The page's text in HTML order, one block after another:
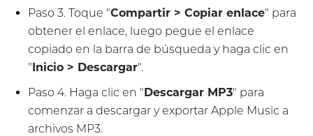
Paso 3. Toque "Compartir > Copiar enlace" para
obtener el enlace, luego pegue el enlace
copiado en la barra de búsqueda y haga clic en
"Inicio > Descargar".
Paso 4. Haga clic en "Descargar MP3" para
comenzar a descargar y exportar Apple Music a
archivos MP3.